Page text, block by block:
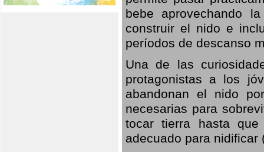
bebe aprovechando
construir el nido e
períodos de descanso
Una de las
protagonistas a los
abandonan el nido
necesarias para
tocar tierra hasta
adecuado para nidificar